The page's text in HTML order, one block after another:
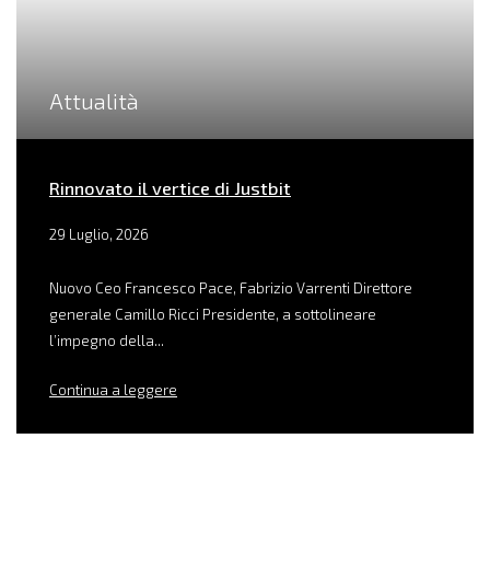
Attualità
Rinnovato il vertice di Justbit
29 Luglio, 2026
Nuovo Ceo Francesco Pace, Fabrizio Varrenti Direttore
generale Camillo Ricci Presidente, a sottolineare
l’impegno della...
Continua a leggere